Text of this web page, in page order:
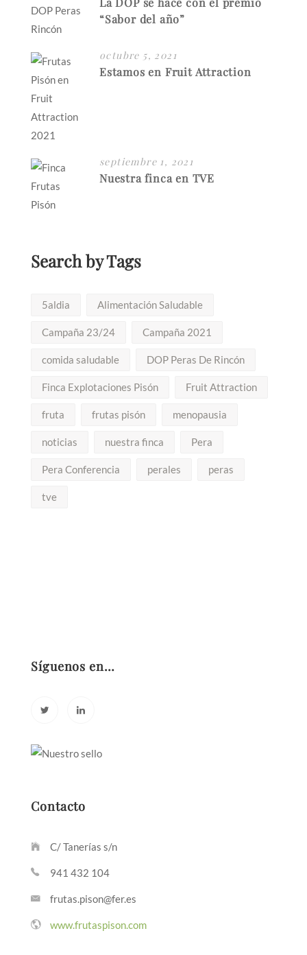
“Sabor del año”
octubre 5, 2021
Estamos en Fruit Attraction
septiembre 1, 2021
Nuestra finca en TVE
Search by Tags
5aldia Alimentación Saludable
Campaña 23/24 Campaña 2021
comida saludable DOP Peras De Rincón
Finca Explotaciones Pisón Fruit Attraction
fruta frutas pisón menopausia
noticias nuestra finca Pera
Pera Conferencia perales peras
tve
Síguenos en…
Contacto
C/ Tanerías s/n
941 432 104
frutas.pison@fer.es
www.frutaspison.com